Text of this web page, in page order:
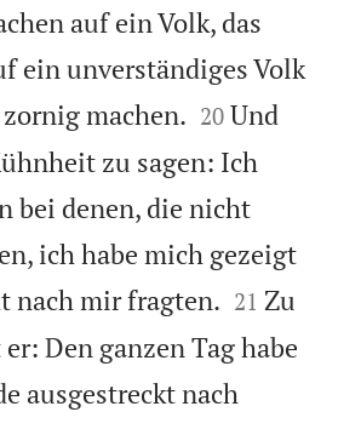
auf ein Volk, das
ein unverständiges Volk
machen. 

20 Und
zu sagen: Ich
bei denen, die nicht
ich habe mich gezeigt
nach mir fragten. 

21 Zu
Den ganzen Tag habe
ausgestreckt nach